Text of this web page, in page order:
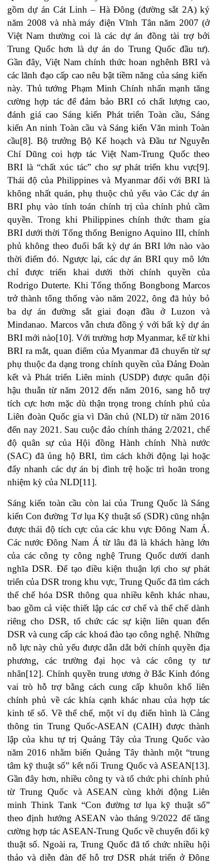
gồm dự án Cát Linh – Hà Đông (đường sắt 2A) ký
năm 2008 và nhà máy điện Vĩnh Tân năm 2007 (ở
Việt Nam thường coi là các dự án đồng tài trợ bởi
Trung Quốc hơn là dự án do Trung Quốc đầu tư).
Gần đây, Việt Nam chính thức hoan nghênh BRI và
các lãnh đạo cấp cao nêu bật tiềm năng của sáng kiến ​​
này. Thủ tướng Phạm Minh Chính nhấn mạnh tăng
cường hợp tác để đảm bảo BRI có chất lượng cao,
đánh giá cao Sáng kiến Phát triển Toàn cầu, Sáng
kiến An ninh Toàn cầu và Sáng kiến Văn minh Toàn
cầu[8]. Bộ trưởng Bộ Kế hoạch và Đầu tư Nguyễn
Chí Dũng coi hợp tác Việt Nam-Trung Quốc theo
BRI là “chất xúc tác” cho sự phát triển khu vực[9].
Thái độ của Philippines và Myanmar đối với BRI là
không nhất quán, phụ thuộc chủ yếu vào Các dự án
BRI phụ vào tính toán chính trị của chính phủ cầm
quyền. Trong khi Philippines chính thức tham gia
BRI dưới thời Tổng thống Benigno Aquino III, chính
phủ không theo đuổi bất kỳ dự án BRI lớn nào vào
thời điểm đó. Ngược lại, các dự án BRI quy mô lớn
chỉ được triển khai dưới thời chính quyền của
Rodrigo Duterte. Khi Tổng thống Bongbong Marcos
trở thành tổng thống vào năm 2022, ông đã hủy bỏ
ba dự án đường sắt giai đoạn đầu ở Luzon và
Mindanao. Marcos vẫn chưa đồng ý với bất kỳ dự án
BRI mới nào[10]. Với trường hơp Myanmar, kể từ khi
BRI ra mắt, quan điểm của Myanmar đã chuyển từ sự
phụ thuộc đa dạng trong chính quyền của Đảng Đoàn
kết và Phát triển Liên minh (USDP) được quân đội
hậu thuẫn từ năm 2012 đến năm 2016, sang hỗ trợ
tích cực hơn mặc dù thận trọng trong chính phủ của
Liên đoàn Quốc gia vì Dân chủ (NLD) từ năm 2016
đến nay 2021. Sau cuộc đảo chính tháng 2/2021, chế
độ quân sự của Hội đồng Hành chính Nhà nước
(SAC) đã ủng hộ BRI, tìm cách khởi động lại hoặc
đẩy nhanh các dự án bị đình trệ hoặc trì hoãn trong
nhiệm kỳ của NLD[11].
Sáng kiến toàn cầu còn lai của Trung Quốc là Sáng
kiến Con đường Tơ lụa Kỹ thuật số (SDR) cũng nhận
được thái độ tích cực của các khu vực Đông Nam Á.
Các nước Đông Nam Á từ lâu đã là khách hàng lớn
của các công ty công nghệ Trung Quốc dưới danh
nghĩa DSR. Để tạo điều kiện thuận lợi cho sự phát
triển của DSR trong khu vực, Trung Quốc đã tìm cách
thể chế hóa DSR thông qua nhiều kênh khác nhau,
bao gồm cả việc thiết lập các cơ chế và thể chế dành
riêng cho DSR, tổ chức các sự kiện liên quan đến
DSR và cung cấp các khoá đào tạo công nghệ. Những
nỗ lực này chủ yếu được dẫn dắt bởi chính quyền địa
phương, các trường đại học và các công ty tư
nhân[12]. Chính quyền trung ương ở Bắc Kinh đóng
vai trò hỗ trợ bằng cách cung cấp khuôn khổ liên
chính phủ về các khía cạnh khác nhau của hợp tác
kinh tế số. Về thể chế, một ví dụ điển hình là Cảng
thông tin Trung Quốc-ASEAN (CAIH) được thành
lập của khu tự trị Quảng Tây của Trung Quốc vào
năm 2016 nhằm biến Quảng Tây thành một “trung
tâm kỹ thuật số” kết nối Trung Quốc và ASEAN[13].
Gần đây hơn, nhiều công ty và tổ chức phi chính phủ
từ Trung Quốc và ASEAN cùng khởi động Liên
minh Think Tank “Con đường tơ lụa kỹ thuật số”
theo định hướng ASEAN vào tháng 9/2022 để tăng
cường hợp tác ASEAN-Trung Quốc về chuyển đổi kỹ
thuật số. Ngoài ra, Trung Quốc đã tổ chức nhiều hội
thảo và diễn đàn để hỗ trợ DSR phát triển ở Đông